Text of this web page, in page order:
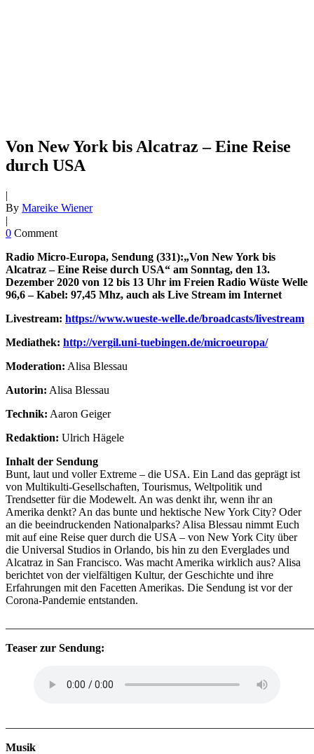
Von New York bis Alcatraz – Eine Reise
durch USA
|
By Mareike Wiener
|
0 Comment
Radio Micro-Europa, Sendung (331):„Von New York bis
Alcatraz – Eine Reise durch USA“ am Sonntag, den 13.
Dezember 2020 von 12 bis 13 Uhr im Freien Radio Wüste Welle
96,6 – Kabel: 97,45 Mhz, auch als Live Stream im Internet
Livestream: https://www.wueste-welle.de/broadcasts/livestream
Mediathek: http://vergil.uni-tuebingen.de/microeuropa/
Moderation: Alisa Blessau
Autorin: Alisa Blessau
Technik: Aaron Geiger
Redaktion: Ulrich Hägele
Inhalt der Sendung
Bunt, laut und voller Extreme – die USA. Ein Land das geprägt ist
von Multikulti-Gesellschaften, Tourismus, Weltpolitik und
Trendsetter für die Modewelt. An was denkt ihr, wenn ihr an
Amerika denkt? An das bunte und hektische New York City? Oder
an die beeindruckenden Nationalparks? Alisa Blessau nimmt Euch
mit auf eine Reise quer durch die USA – von New York City über
die Universal Studios in Orlando, bis hin zu den Everglades und
Alcatraz in San Francisco. Was macht Amerika wirklich aus? Alisa
berichtet von der vielfältigen Kultur, der Geschichte und ihre
Erfahrungen mit den Facetten Amerikas. Die Sendung ist vor der
Corona-Pandemie entstanden.
Teaser zur Sendung:
Musik